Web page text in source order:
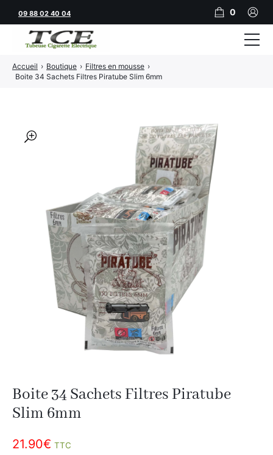
🔍
Boite 34 Sachets Filtres Piratube
Slim 6mm
21.90€ TTC
Accueil › Boutique › Filtres en mousse ›
Boite 34 Sachets Filtres Piratube Slim 6mm
09 88 02 40 04 0
Tubeuses
JNR
Adalya
Al Fakher
Cristal Puff
100ml
Nouveautés